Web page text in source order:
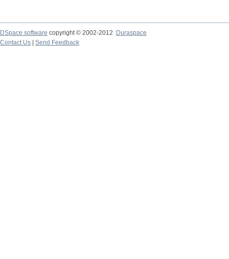
DSpace software copyright © 2002-2012
Duraspace
Contact Us
Send Feedback